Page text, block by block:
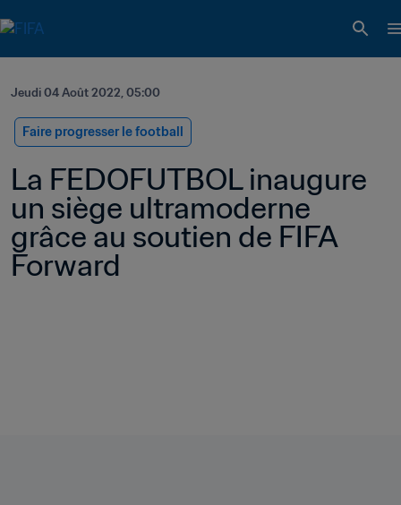
Jeudi 04 Août 2022, 05:00
Faire progresser le football
La FEDOFUTBOL inaugure
un siège ultramoderne
grâce au soutien de FIFA
Forward